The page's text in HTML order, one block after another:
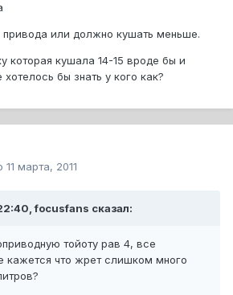
привода или должно кушать меньше.
которая кушала 14-15 вроде бы и
бы знать у кого как?
11 марта, 2011
focusfans сказал:
тойоту рав 4, все
кажется что жрет слишком много